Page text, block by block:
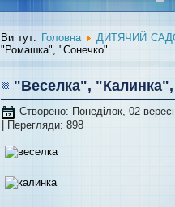
Ви тут: Головна ДИТЯЧИЙ
"Ромашка", "Сонечко"
"Веселка",
Створено: Понеділок, 02
| Перегляди: 898